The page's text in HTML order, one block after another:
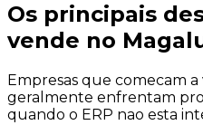
Os principais
vende no
Empresas que comecam
geralmente enfrentam
quando o ERP nao esta